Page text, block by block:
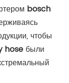
bosch
чтобы
hose были